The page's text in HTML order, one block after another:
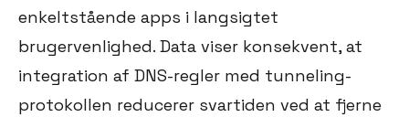
enkeltstående apps i langsigtet
brugervenlighed. Data viser konsekvent, at
integration af DNS-regler med tunneling-
protokollen reducerer svartiden ved at fjerne